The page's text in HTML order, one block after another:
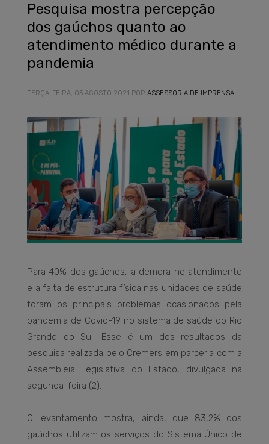
Pesquisa mostra percepção
dos gaúchos quanto ao
atendimento médico durante a
pandemia
TERÇA-FEIRA, 03 AGOSTO 2021 POR ASSESSORIA DE IMPRENSA
Para 40% dos gaúchos, a demora no atendimento
e a falta de estrutura física nas unidades de saúde
foram os principais problemas ocasionados pela
pandemia de Covid-19 no sistema de saúde do Rio
Grande do Sul. Esse é um dos resultados da
pesquisa realizada pelo Cremers em parceria com a
Assembleia Legislativa do Estado, divulgada na
segunda-feira (2).
O levantamento mostra, ainda, que 83,2% dos
gaúchos utilizam os serviços do Sistema Único de